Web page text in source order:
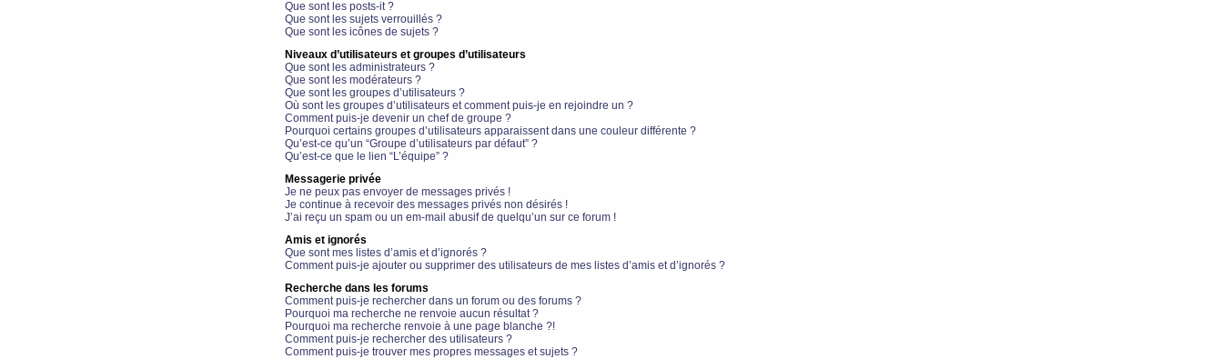
Que sont les posts-it ?
Que sont les sujets verrouillés ?
Que sont les icônes de sujets ?
Niveaux d’utilisateurs et groupes d’utilisateurs
Que sont les administrateurs ?
Que sont les modérateurs ?
Que sont les groupes d’utilisateurs ?
Où sont les groupes d’utilisateurs et comment puis-je en rejoindre un ?
Comment puis-je devenir un chef de groupe ?
Pourquoi certains groupes d’utilisateurs apparaissent dans une couleur différente ?
Qu’est-ce qu’un “Groupe d’utilisateurs par défaut” ?
Qu’est-ce que le lien “L’équipe” ?
Messagerie privée
Je ne peux pas envoyer de messages privés !
Je continue à recevoir des messages privés non désirés !
J’ai reçu un spam ou un em-mail abusif de quelqu’un sur ce forum !
Amis et ignorés
Que sont mes listes d’amis et d’ignorés ?
Comment puis-je ajouter ou supprimer des utilisateurs de mes listes d’amis et d’ignorés ?
Recherche dans les forums
Comment puis-je rechercher dans un forum ou des forums ?
Pourquoi ma recherche ne renvoie aucun résultat ?
Pourquoi ma recherche renvoie à une page blanche ?!
Comment puis-je rechercher des utilisateurs ?
Comment puis-je trouver mes propres messages et sujets ?